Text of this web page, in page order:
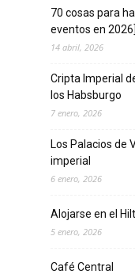
70 cosas para
eventos en 2026]
14 abril, 2026
Cripta Imperial
los Habsburgo
7 enero, 2026
Los Palacios de
imperial
6 enero, 2026
Alojarse en el
5 enero, 2026
Café Central